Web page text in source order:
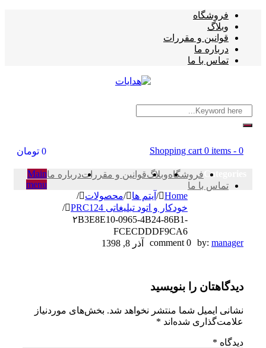
فروشگاه
وبلاگ
قوانین و مقررات
درباره ما
تماس با ما
Shopping cart 0 items تومان
فروشگاهوبلاگقوانین و مقررات درباره ما
تماس با ما
Main
menu
Home
/آیتم ها /محصولات /
خودکار و اتود تبلیغاتی PRC124
/
۲B3E8E10-0965-4B24-86B1-
FCECDDDF9CA6
۲B3E8E10-
4B24-
86B1-
FCECDDDF9CA6
by:manager
0 comment آذر 8, 1398
دیدگاهتان را بنویسید
نشانی ایمیل شما منتشر نخواهد شد. بخش‌های موردنیاز
علامت‌گذاری شده‌اند*
دیدگاه*